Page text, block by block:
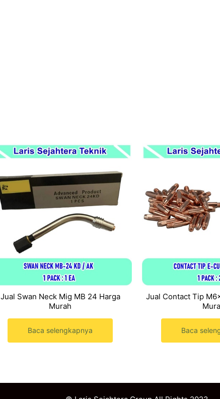
Jual Swan Neck Mig MB 24 Harga
Murah
Baca selengkapnya
Jual Contact Tip
Baca